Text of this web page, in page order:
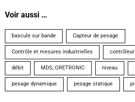
Voir aussi …
bascule sur bande Capteur de pesage
Contrôle et mesures industrielles
débit MDS; ORETRONIC niveau
pesage dynamique pesage statique